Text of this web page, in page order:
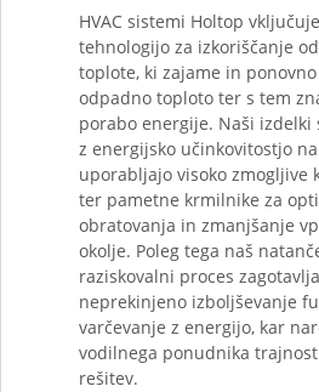
HVAC sistemi Holtop
tehnologijo za izkoriščanje
toplote, ki zajame in
odpadno toploto ter s tem
porabo energije. Naši izdelki
z energijsko učinkovitostjo
uporabljajo visoko zmogljive
ter pametne krmilnike za
obratovanja in zmanjšanje
okolje. Poleg tega naš
raziskovalni proces zagotavlja
neprekinjeno izboljševanje
varčevanje z energijo, kar
vodilnega ponudnika
rešitev.